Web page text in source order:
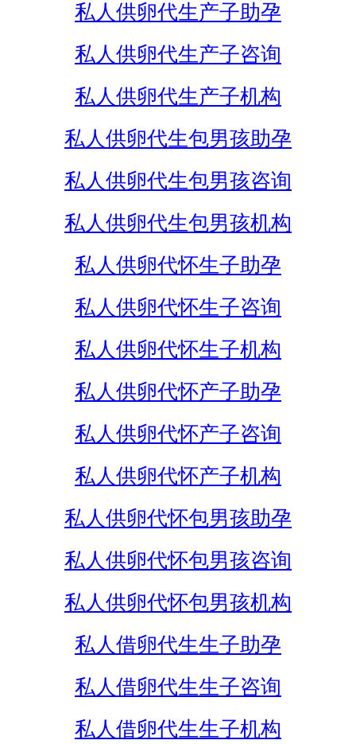
私人供卵代生产子助孕
私人供卵代生产子咨询
私人供卵代生产子机构
私人供卵代生包男孩助孕
私人供卵代生包男孩咨询
私人供卵代生包男孩机构
私人供卵代怀生子助孕
私人供卵代怀生子咨询
私人供卵代怀生子机构
私人供卵代怀产子助孕
私人供卵代怀产子咨询
私人供卵代怀产子机构
私人供卵代怀包男孩助孕
私人供卵代怀包男孩咨询
私人供卵代怀包男孩机构
私人借卵代生生子助孕
私人借卵代生生子咨询
私人借卵代生生子机构